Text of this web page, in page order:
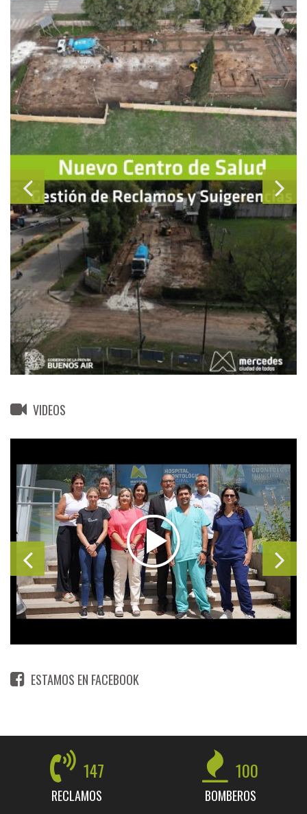
VIDEOS
ESTAMOS EN FACEBOOK
147
RECLAMOS
100
BOMBEROS